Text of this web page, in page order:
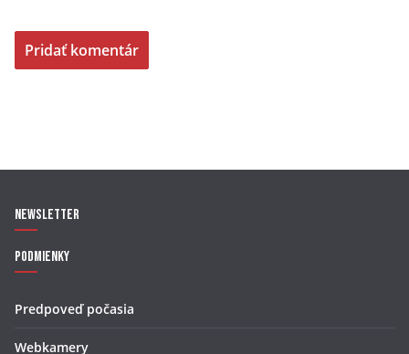
Newsletter
Podmienky
Predpoveď počasia
Webkamery